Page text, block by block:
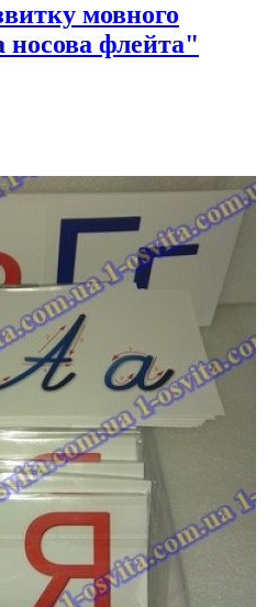
мовного
флейта"